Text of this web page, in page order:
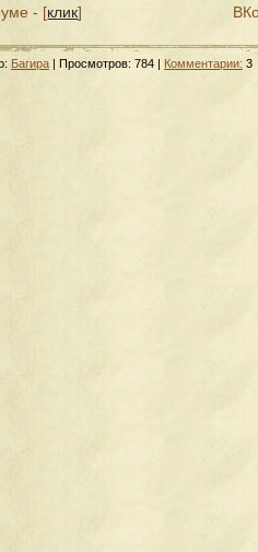
- [клик]
Багира | Просмотров: 784 | Комментарии: 3